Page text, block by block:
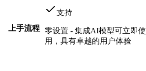
上手流程
支持
零设置 - 集成AI模型可立即使
用，具有卓越的用户体验